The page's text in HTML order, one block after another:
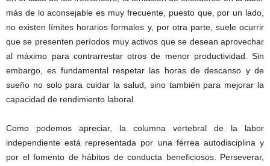
más de lo aconsejable es muy frecuente, puesto que, por un lado,
no existen límites horarios formales y, por otra parte, suele ocurrir
que se presenten períodos muy activos que se desean aprovechar
al máximo para contrarrestar otros de menor productividad. Sin
embargo, es fundamental respetar las horas de descanso y de
sueño no solo para cuidar la salud, sino también para mejorar la
capacidad de rendimiento laboral.
Como podemos apreciar, la columna vertebral de la labor
independiente está representada por una férrea autodisciplina y
por el fomento de hábitos de conducta beneficiosos. Perseverar,